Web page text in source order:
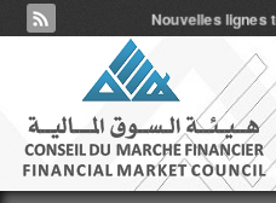
Nouvelles lignes